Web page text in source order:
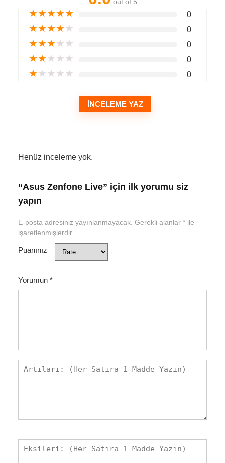
out of 5
★★★★★ 0
★★★★★ 0
★★★★★ 0
★★★★★ 0
★★★★★ 0
İNCELEME YAZ
Henüz inceleme yok.
“Asus Zenfone Live” için ilk yorumu siz
yapın
E-posta adresiniz yayınlanmayacak. Gerekli alanlar * ile
işaretlenmişlerdir
Puanınız
Yorumun *